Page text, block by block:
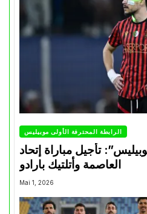
الرابطة المحترفة الأولى موبيليس
تأجيل مباراة إتحاد
العاصمة وأتلتيك بارادو
Mai 1, 2026